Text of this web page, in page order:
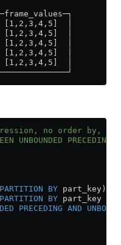
[1,2,3,4,5]  │
[1,2,3,4,5]  │
[1,2,3,4,5]  │
[1,2,3,4,5]  │
[1,2,3,4,5]  │
no order by,
PRECEDING
PARTITION BY part_key)
PARTITION BY part_key
PRECEDING AND